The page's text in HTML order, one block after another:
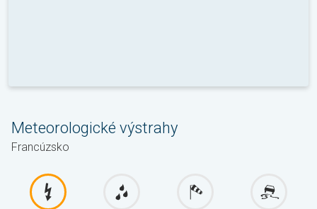
Meteorologické výstrahy
Francúzsko